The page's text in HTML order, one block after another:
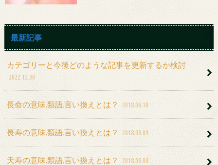
最新記事
カテゴリーと今後どのような記事を更新するか検討
2022.12.30
長命の意味,類語,言い換えとは？ 2018.08.10
長寿の意味,類語,言い換えとは？ 2018.08.09
天寿の意味,類語,言い換えとは？ 2018.08.08